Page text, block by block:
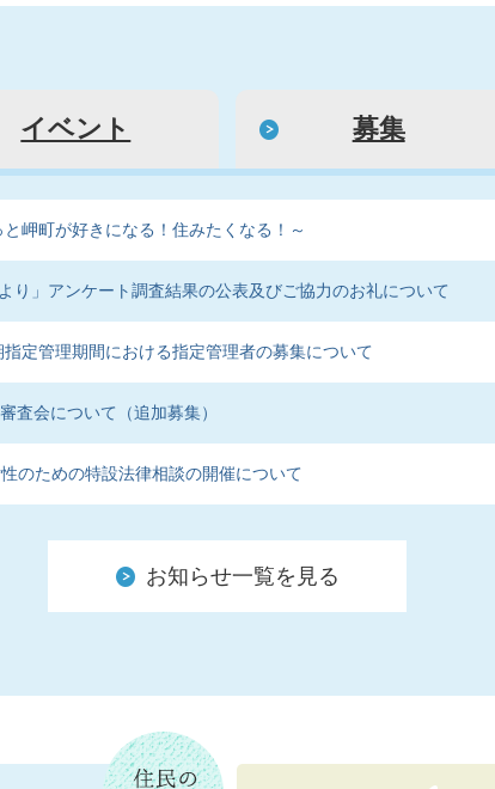
イベント 募集
岬町が好きになる！住みたくなる！～
り」アンケート調査結果の公表及びご協力のお礼について
定管理期間における指定管理者の募集について
査会について（追加募集）
のための特設法律相談の開催について
金を受け付けます（募金箱設置）
お知らせ一覧を見る